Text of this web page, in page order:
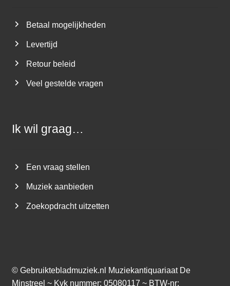
Betaal mogelijkheden
Levertijd
Retour beleid
Veel gestelde vragen
Ik wil graag…
Een vraag stellen
Muziek aanbieden
Zoekopdracht uitzetten
© Gebruiktebladmuziek.nl
Muziekantiquariaat De
Minstreel ~ Kvk nummer: 05080117 ~ BTW-nr: